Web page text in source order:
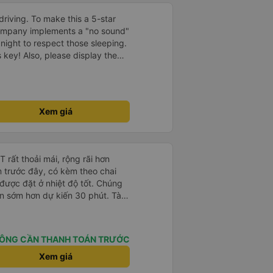
To make this a 5-star
implements a "no sound"
to respect those sleeping.
key! Also, please display the
cabin for convenience. I
quy định rõ ràng về việc giữ im
vào ban đêm để tránh làm
xe trong tương lai!
Xem giá
rất thoải mái, rộng rãi hơn
trước đây, có kèm theo chai
đặt ở nhiệt độ tốt. Chúng
sớm hơn dự kiến 30 phút. Tài
khác ở Việt Nam! Không quá
dễ ngủ. Tôi rất vui vì đã đặt
trên GPS và biển số xe vì tôi
xe để tìm thấy nó, đây là vấn
phải tất cả các xe buýt đều có
CẦN THANH TOÁN TRƯỚC
Xem giá